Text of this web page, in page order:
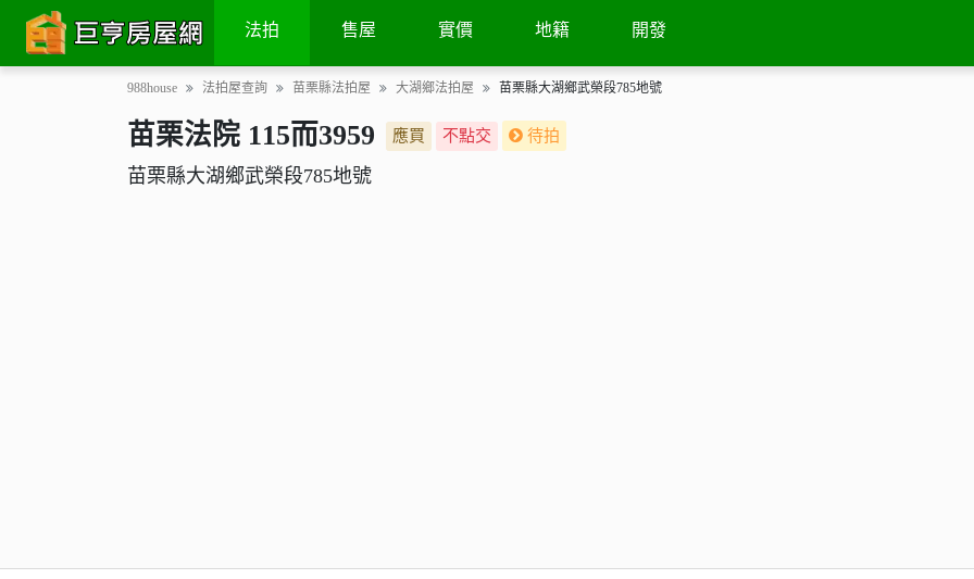
法拍 售屋 實價 地籍 開發
988house 法拍屋查詢 苗栗縣法拍屋 大湖鄉法拍屋 苗栗縣大湖鄉武榮段785地號
土地 拍賣紀錄 法院筆錄 土地增值 地圖街景 鄰近待拍
苗栗法院 115而3959
苗栗縣大湖鄉武榮段785地號
應買 不點交 待拍